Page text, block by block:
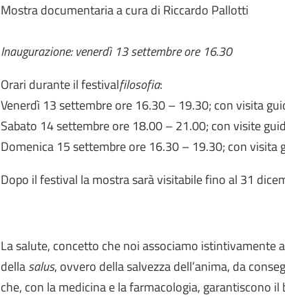
Mostra documentaria a cura di Riccardo Pallotti
Inaugurazione: venerdì 13 settembre ore 16.30
Orari durante il festivalfilosofia:
Venerdì 13 settembre ore 16.30 – 19.30; con visita
Sabato 14 settembre ore 18.00 – 21.00; con visite
Domenica 15 settembre ore 16.30 – 19.30; con visita
Dopo il festival la mostra sarà visitabile fino al 31
La salute, concetto che noi associamo istintivamente
dellasalus, ovvero della salvezza dell’anima, da
che, con la medicina e la farmacologia, garantiscono